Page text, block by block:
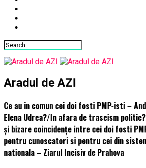
Aradul de AZI
Ce au in comun cei doi fosti PMP-isti –
Elena Udrea?/In afara de traseism
și bizare coincidențe intre cei doi fosti
pentru cunoscatori si pentru cei din
nationala – Ziarul Incisiv de Prahova